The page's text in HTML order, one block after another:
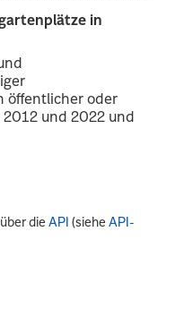
in
öffentlicher oder
und 2022 und
dieAPI (sieheAPI-